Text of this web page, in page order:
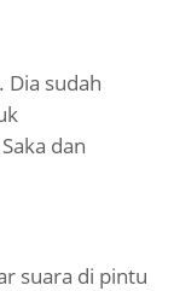
sudah
dan
suara di pintu